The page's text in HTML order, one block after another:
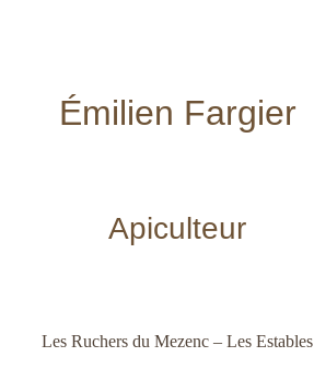
Émilien Fargier
Apiculteur
Les Ruchers du Mezenc – Les Estables